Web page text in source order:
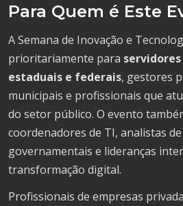
Para Quem é Este
A Semana de Inovação e
prioritariamente para
estaduais e federais, gestores
municipais e profissionais que
do setor público. O evento
coordenadores de TI, analistas
governamentais e lideranças
transformação digital.
Profissionais de empresas